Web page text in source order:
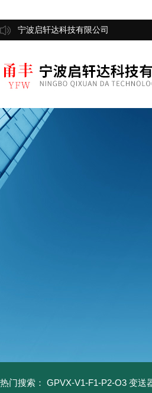
宁波启轩达科技有限公司
热门搜索： GPVX-V1-F1-P2-O3 变送